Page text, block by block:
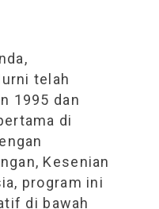
telah
1995 dan
di
Kesenian
program ini
di bawah